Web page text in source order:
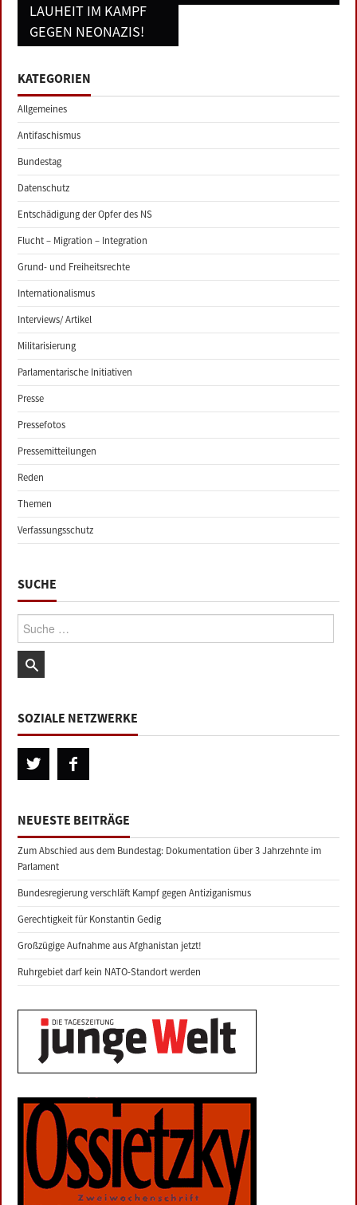
LAUHEIT IM KAMPF
GEGEN NEONAZIS!
KATEGORIEN
Allgemeines
Antifaschismus
Bundestag
Datenschutz
Entschädigung der Opfer des NS
Flucht – Migration – Integration
Grund- und Freiheitsrechte
Internationalismus
Interviews/ Artikel
Militarisierung
Parlamentarische Initiativen
Presse
Pressefotos
Pressemitteilungen
Reden
Themen
Verfassungsschutz
SUCHE
Suche:
SOZIALE NETZWERKE
NEUESTE BEITRÄGE
Zum Abschied aus dem Bundestag: Dokumentation über 3 Jahrzehnte im
Parlament
Bundesregierung verschläft Kampf gegen Antiziganismus
Gerechtigkeit für Konstantin Gedig
Großzügige Aufnahme aus Afghanistan jetzt!
Ruhrgebiet darf kein NATO-Standort werden